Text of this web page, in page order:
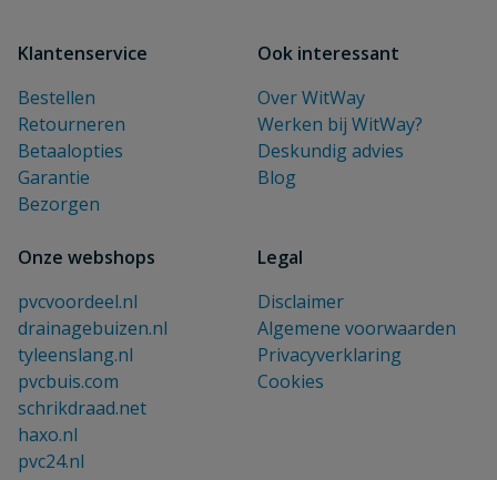
Klantenservice
Bestellen
Retourneren
Betaalopties
Garantie
Bezorgen
Ook interessant
Over WitWay
Werken bij WitWay?
Deskundig advies
Blog
Onze webshops
pvcvoordeel.nl
drainagebuizen.nl
tyleenslang.nl
pvcbuis.com
schrikdraad.net
haxo.nl
pvc24.nl
Legal
Disclaimer
Algemene voorwaarden
Privacyverklaring
Cookies